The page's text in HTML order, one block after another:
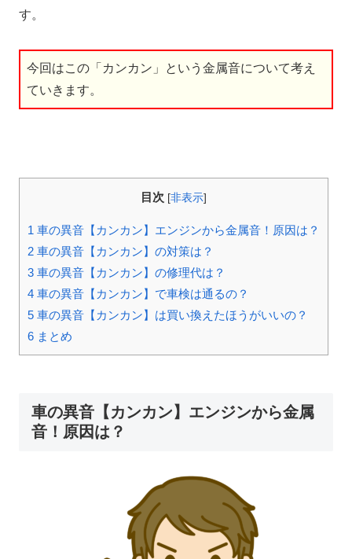
す。
今回はこの「カンカン」という金属音について考え
ていきます。
目次 [非表示]
1 車の異音【カンカン】エンジンから金属音！原因は？
2 車の異音【カンカン】の対策は？
3 車の異音【カンカン】の修理代は？
4 車の異音【カンカン】で車検は通るの？
5 車の異音【カンカン】は買い換えたほうがいいの？
6 まとめ
車の異音【カンカン】エンジンから金属
音！原因は？